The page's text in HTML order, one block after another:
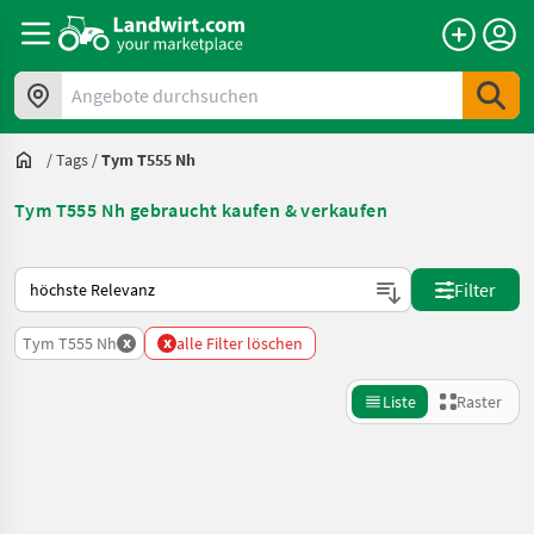
Angebote durchsuchen
/Tags /Tym T555 Nh
Tym T555 Nh gebraucht kaufen & verkaufen
So wird auf Landwirt.com sortiert
Filter
Tym T555 Nh x x alle Filter löschen
Liste Raster